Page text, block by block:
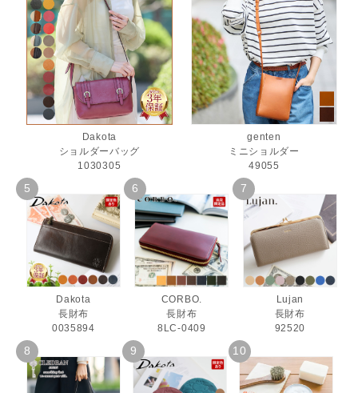
Dakota
ショルダーバッグ
1030305
genten
ミニショルダー
49055
Dakota
長財布
0035894
CORBO.
長財布
8LC-0409
Lujan
長財布
92520